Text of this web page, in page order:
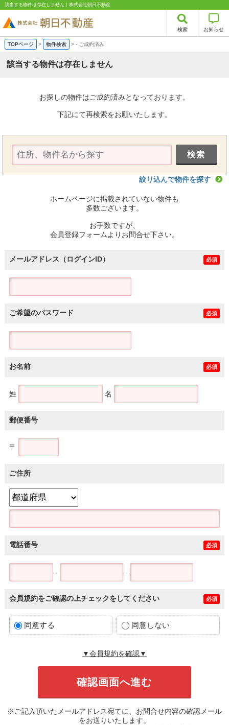
該当する物件は存在しません｜株式会社朝日不動産
検索 お知らせ
TOPページ > 物件検索 >- ご成約済み
該当する物件は存在しません
お探しの物件はご成約済みとなっております。
下記にて再検索をお願いたします。
絞り込んで物件を探す
ホームページに掲載されていない物件も
多数ございます。
お手数ですが、
会員登録フォームよりお問合せ下さい。
メールアドレス（ログインID） 必須
ご希望のパスワード 必須
お名前 必須
姓 名
郵便番号
〒
ご住所
電話番号 必須
- -
会員規約をご確認の上チェックをしてください 必須
同意する 同意しない
▼会員規約を確認▼
※ご記入頂いたメールアドレス宛てに、お問合せ内容の確認メール
をお送りいたします。